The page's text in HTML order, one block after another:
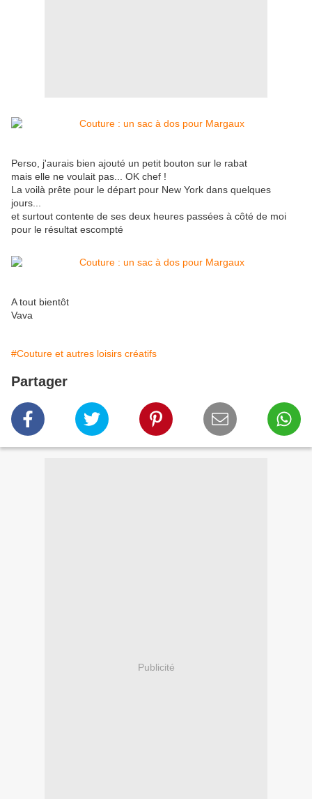
Perso, j'aurais bien ajouté un petit bouton sur le rabat
mais elle ne voulait pas... OK chef !
La voilà prête pour le départ pour New York dans quelques
jours...
et surtout contente de ses deux heures passées à côté de moi
pour le résultat escompté
A tout bientôt
Vava
#Couture et autres loisirs créatifs
Partager
Publicité